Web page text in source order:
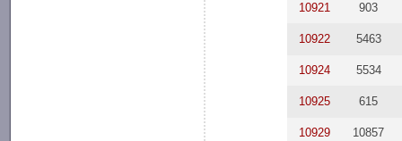
10921 903
10922 5463
10924 5534
10925 615
10929 10857